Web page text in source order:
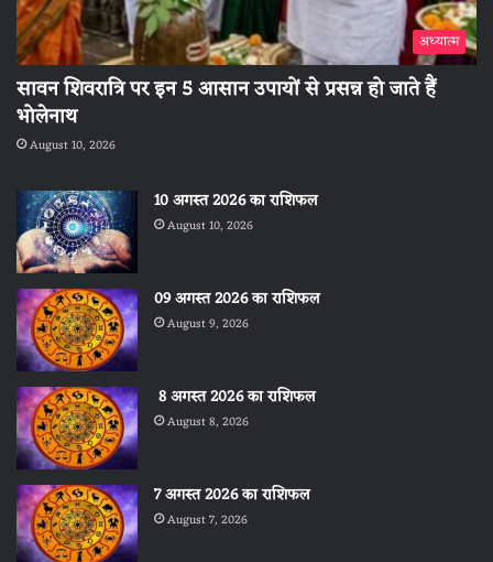
अध्यात्म
सावन शिवरात्रि पर इन 5 आसान उपायों से प्रसन्न हो जाते हैं
भोलेनाथ
August 10, 2026
10 अगस्त 2026 का राशिफल
August 10, 2026
09 अगस्त 2026 का राशिफल
August 9, 2026
8 अगस्त 2026 का राशिफल
August 8, 2026
7 अगस्त 2026 का राशिफल
August 7, 2026